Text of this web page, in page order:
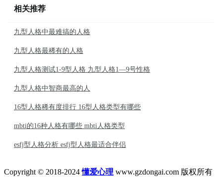
相关推荐
九型人格中最难搞的人格
九型人格最稀有的人格
九型人格测试1-9型人格 九型人格1—9号性格
九型人格中智商最高的人
16型人格稀有度排行 16型人格类型有哪些
mbti的16种人格有哪些 mbti人格类型
esfj型人格分析 esfj型人格最适合伴侣
Copyright © 2018-2024懂爱心理 www.gzdongai.com 版权所有